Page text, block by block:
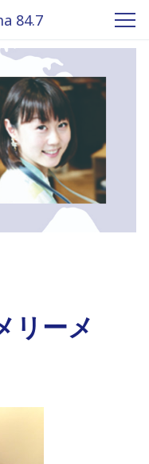
84.7
リーメ